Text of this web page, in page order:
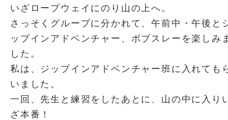
いざロープウェイにのり山の上へ。
さっそくグループに分かれて、午前中・午後と
ップインアドベンチャー、ボブスレーを楽しみ
した。
私は、ジップインアドベンチャー班に入れても
いました。
一回、先生と練習をしたあとに、山の中に入り
ざ本番！